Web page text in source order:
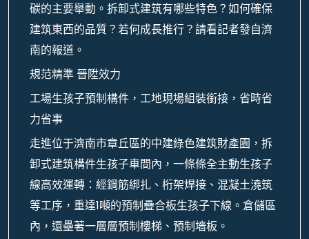
碳的主要舉動。拆卸式建筑有哪些特色？如何確保
建筑東西的品質？若何成長推行？請看記者發自濟
南的報道。
規范精準 晉陞效力
工場生孩子預制構件，工地現場組裝銜接，省時省
力省事
走進位于濟南市章丘區的中建綠色建筑財產園，拆
卸式建筑構件生孩子車間內，一條條全主動生孩子
線高效運轉：經鋼筋綁扎、桁架焊接、混凝土澆筑
等工序，重達1噸的預制疊合板生孩子下線。倉儲區
內，還壘著一層層預制樓梯、預制墻板。